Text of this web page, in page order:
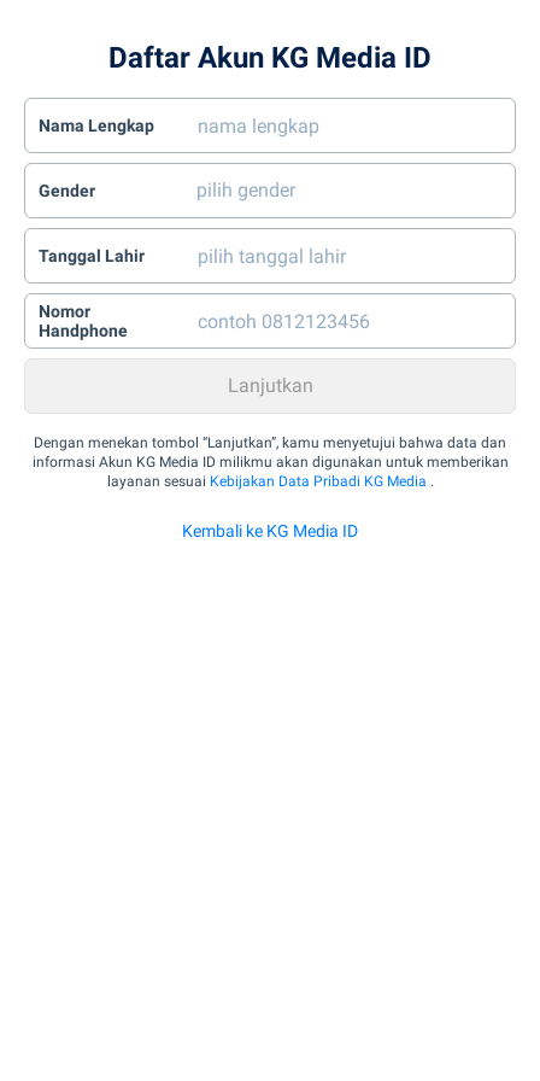
Daftar Akun KG Media ID
Nama Lengkap
Gender
Tanggal Lahir
Nomor
Handphone
Dengan menekan tombol “Lanjutkan”, kamu menyetujui bahwa data dan
informasi Akun KG Media ID milikmu akan digunakan untuk memberikan
layanan sesuai Kebijakan Data Pribadi KG Media .
Kembali ke KG Media ID